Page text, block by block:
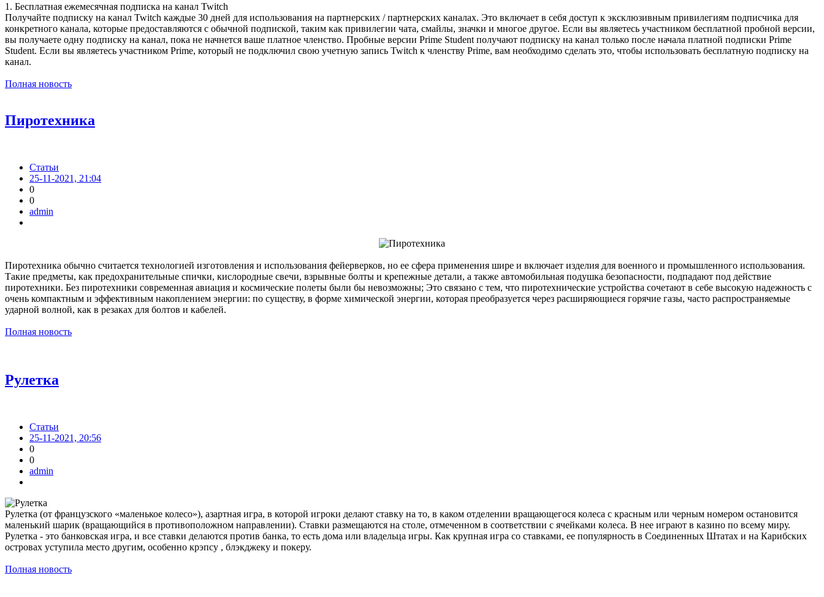
1. Бесплатная ежемесячная подписка на канал Twitch
Получайте подписку на канал Twitch каждые 30 дней для использования на партнерских / партнерских каналах. Это включает в себя доступ к эксклюзивным привилегиям подписчика для
конкретного канала, которые предоставляются с обычной подпиской, таким как привилегии чата, смайлы, значки и многое другое. Если вы являетесь участником бесплатной пробной версии,
вы получаете одну подписку на канал, пока не начнется ваше платное членство. Пробные версии Prime Student получают подписку на канал только после начала платной подписки Prime
Student. Если вы являетесь участником Prime, который не подключил свою учетную запись Twitch к членству Prime, вам необходимо сделать это, чтобы использовать бесплатную подписку на
канал.
Полная новость
Пиротехника
Статьи
25-11-2021, 21:04
0
0
admin
Пиротехника обычно считается технологией изготовления и использования фейерверков, но ее сфера применения шире и включает изделия для военного и промышленного использования.
Такие предметы, как предохранительные спички, кислородные свечи, взрывные болты и крепежные детали, а также автомобильная подушка безопасности, подпадают под действие
пиротехники. Без пиротехники современная авиация и космические полеты были бы невозможны; Это связано с тем, что пиротехнические устройства сочетают в себе высокую надежность с
очень компактным и эффективным накоплением энергии: по существу, в форме химической энергии, которая преобразуется через расширяющиеся горячие газы, часто распространяемые
ударной волной, как в резаках для болтов и кабелей.
Полная новость
Рулетка
Статьи
25-11-2021, 20:56
0
0
admin
Рулетка (от французского «маленькое колесо»), азартная игра, в которой игроки делают ставку на то, в каком отделении вращающегося колеса с красным или черным номером остановится
маленький шарик (вращающийся в противоположном направлении). Ставки размещаются на столе, отмеченном в соответствии с ячейками колеса. В нее играют в казино по всему миру.
Рулетка - это банковская игра, и все ставки делаются против банка, то есть дома или владельца игры. Как крупная игра со ставками, ее популярность в Соединенных Штатах и на Карибских
островах уступила место другим, особенно крэпсу , блэкджеку и покеру.
Полная новость